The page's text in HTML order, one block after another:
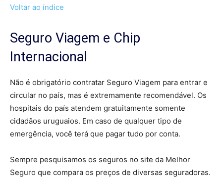
Voltar ao índice
Seguro Viagem e Chip
Internacional
Não é obrigatório contratar Seguro Viagem para entrar e
circular no país, mas é extremamente recomendável. Os
hospitais do país atendem gratuitamente somente
cidadãos uruguaios. Em caso de qualquer tipo de
emergência, você terá que pagar tudo por conta.
Sempre pesquisamos os seguros no site da Melhor
Seguro que compara os preços de diversas seguradoras.